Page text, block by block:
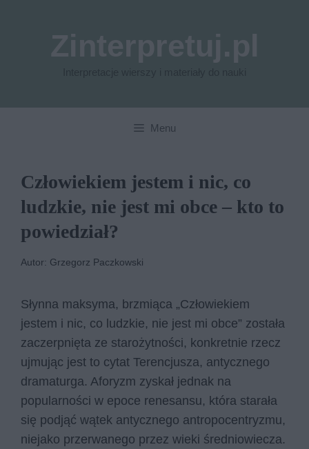
Menu
Człowiekiem jestem i nic, co
ludzkie, nie jest mi obce – kto to
powiedział?
Autor: Grzegorz Paczkowski
Słynna maksyma, brzmiąca „Człowiekiem
jestem i nic, co ludzkie, nie jest mi obce” została
zaczerpnięta ze starożytności, konkretnie rzecz
ujmując jest to cytat Terencjusza, antycznego
dramaturga. Aforyzm zyskał jednak na
popularności w epoce renesansu, która starała
się podjąć wątek antycznego antropocentryzmu,
niejako przerwanego przez wieki średniowiecza.